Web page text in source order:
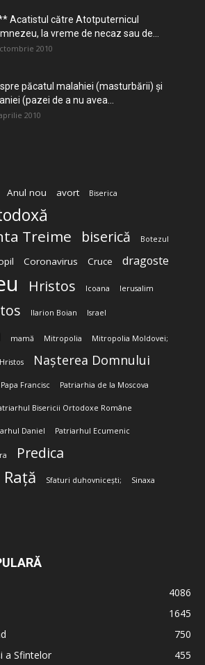
Acatistul către Atotputernicul
la vreme de necaz sau de...
2010
păcatul malahiei (masturbării) şi
(pazei de a nu avea...
2010
Anul nou avort Biserica
Treime biserică Botezul
Coronavirus Cruce dragoste
Hristos Icoana Ierusalim
Ilarion Boian Israel
mamă Mitropolia Mitropolia Moldovei;
Nașterea Domnului
Papa Francisc Patriarhia de la Moscova
Bisericii Ortodoxe Române
Daniel Patriarhul Ecumenic
Predica
Sfaturi duhovnicești; Sinaxa
4086
1645
750
a Sfintelor
455